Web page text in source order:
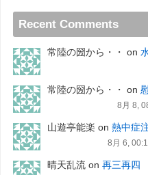
Recent Comments
常陸の圀から・・ on
常陸の圀から・・ on
8月 8,
山遊亭能楽 on 熱中症
8月 6,
晴天乱流on 再三再四